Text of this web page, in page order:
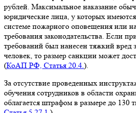
рублей. Максимальное наказание
юридические лица, у которых
системе пожарного оповещения или
требования законодательства. Если
требований был нанесен тяжкий вред
человек, то размер санкции может
(КоАП РФ, Статья 20.4.).
За отсутствие проведенных
обучения сотрудников в области
облагается штрафом в размере до 130